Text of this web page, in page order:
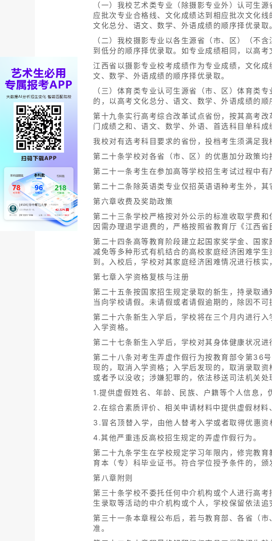
（一）我校艺术类专业（除摄影专业外）认可生
应批次专业合格线、文化成绩达到相应批次文化
文化总分、语文、数学、外语成绩的顺序择优录取。
（二）我校摄影专业以各生源省（市、区）（不
到低分的顺序择优录取。如专业成绩相同，以高
江西省以摄影专业校考成绩作为专业成绩，文化
文、数学、外语成绩的顺序择优录取。
（三）体育类专业认可生源省（市、区）体育类
的，以高考文化总分、语文、数学、外语成绩的顺
第十九条实行高考综合改革试点省份，按其高考
门成绩之和、语文、数学、外语、首选科目单科成
我校对有选考科目要求的省份，投档考生须满足我
第二十条学校对各省（市、区）的优惠加分政策
第二十一条考生在参加高等学校招生考试过程中
第二十二条除英语类专业仅招英语语种考生外，
第六章收费及奖助政策
第二十三条学校严格按对外公示的标准收取学费
因需办理退学退费的，严格按照省教育厅《江西
第二十四条高等教育阶段建立起国家奖学金、国
减免等多种形式有机结合的高校家庭经济困难学
到。入校后，学校对其家庭经济困难情况进行核实
第七章入学资格复核与注册
第二十五条按国家招生规定录取的新生，持录取
当向学校请假。未请假或者请假逾期的，除因不
第二十六条新生入学后，学校将在三个月内进行
入学资格。
第二十七条新生入学后，学校对其身体健康状况
第二十八条对考生弄虚作假行为按教育部令第36
现的，取消入学资格；入学后发现的，取消录取
或者予以没收；涉嫌犯罪的，依法移送司法机关处
1.提供虚假姓名、年龄、民族、户籍等个人信息，
2.在综合素质评价、相关申请材料中提供虚假材料
3.冒名顶替入学，由他人替考入学或者取得优惠资
4.其他严重违反高校招生规定的弄虚作假行为。
第二十九条学生在学校规定学习年限内，修完教
育本（专）科毕业证书。符合学位授予条件的，颁
第八章附则
第三十条学校不委托任何中介机构或个人进行高
生录取等活动的中介机构或个人，学校保留依法追
第三十一条本章程公布后，若与教育部、各省（
准。